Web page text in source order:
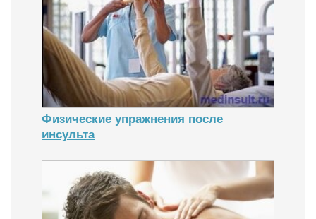
Физические упражнения после
инсульта